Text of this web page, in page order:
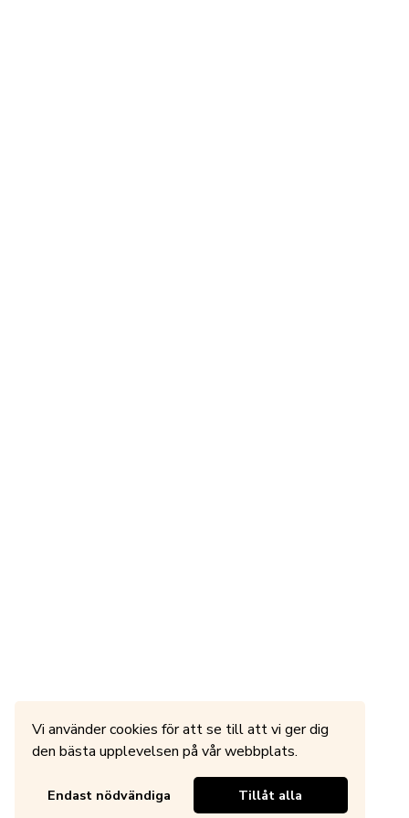
Vi använder cookies för att se till att vi ger dig
den bästa upplevelsen på vår webbplats.
Endast nödvändiga Tillåt alla